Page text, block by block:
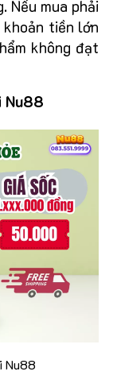
Nếu mua phải
khoản tiền lớn
không đạt
Nu88
Nu88